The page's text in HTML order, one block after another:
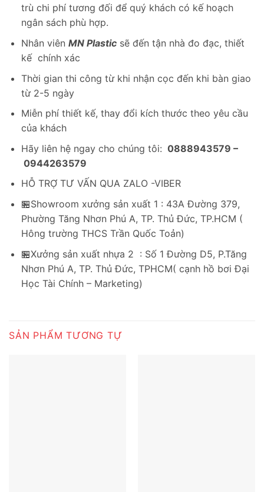
trù chi phí tương đối để quý khách có kế hoạch
ngân sách phù hợp.
Nhân viên MN Plasticsẽ đến tận nhà đo đạc, thiết
kế chính xác
Thời gian thi công từ khi nhận cọc đến khi bàn giao
từ 2-5 ngày
Miễn phí thiết kế, thay đổi kích thước theo yêu cầu
của khách
Hãy liên hệ ngay cho chúng tôi: 0888943579 –
0944263579
HỖ TRỢ TƯ VẤN QUA ZALO -VIBER
🏪Showroom xưởng sản xuất 1 : 43A Đường 379,
Phường Tăng Nhơn Phú A, TP. Thủ Đức, TP.HCM (
Hông trường THCS Trần Quốc Toản)
🏪Xưởng sản xuất nhựa 2 : Số 1 Đường D5, P.Tăng
Nhơn Phú A, TP. Thủ Đức, TPHCM( cạnh hồ bơi Đại
Học Tài Chính – Marketing)
SẢN PHẨM TƯƠNG TỰ